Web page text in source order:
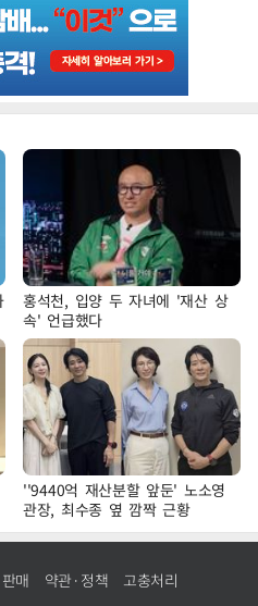
홍석천, 입양 두 자녀에 '재산 상
속' 언급했다
''9440억 재산분할 앞둔' 노소영
관장, 최수종 옆 깜짝 근황
매 약관·정책 고충처리